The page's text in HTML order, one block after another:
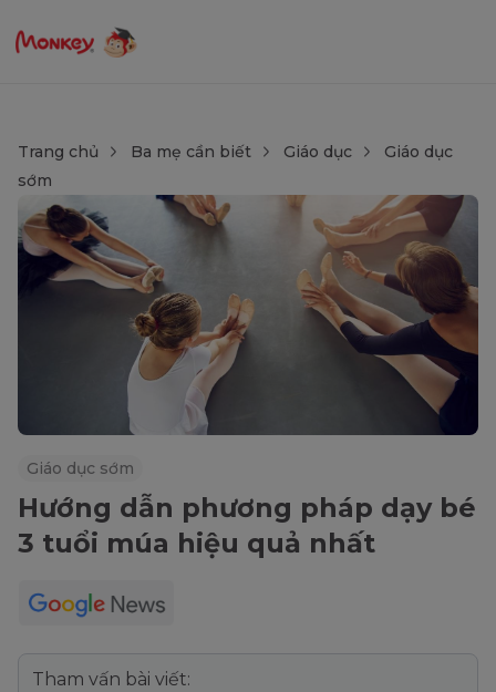
Trang chủ Ba mẹ cần biết Giáo dục
Giáo dục
sớm
Giáo dục sớm
Hướng dẫn phương pháp dạy bé
3 tuổi múa hiệu quả nhất
Tham vấn bài viết: